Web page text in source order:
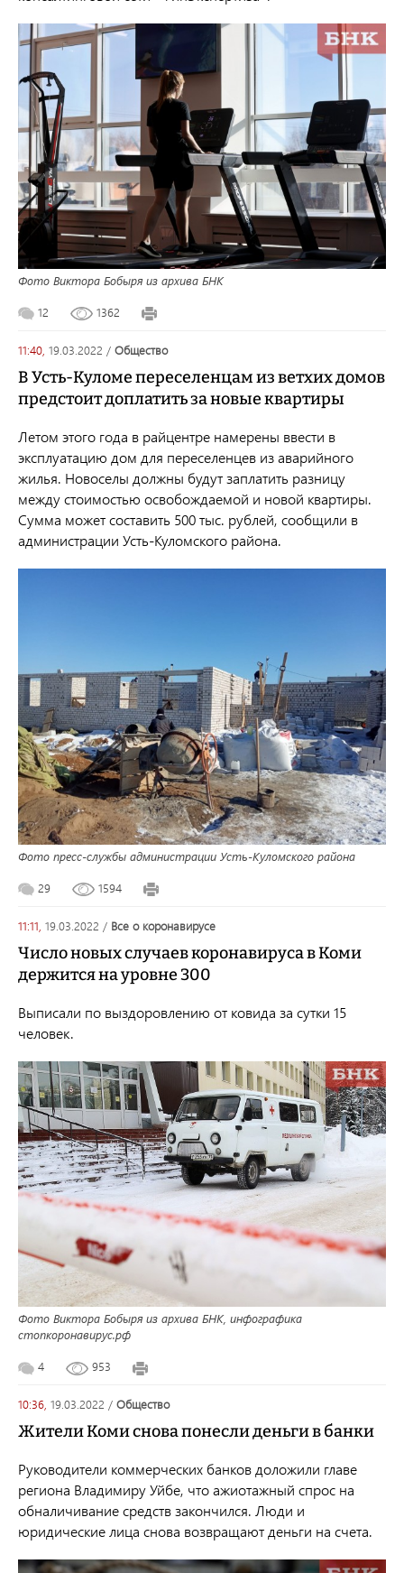
Фото Виктора Бобыря из архива БНК
12 1362
11:40, 19.03.2022 / общество
В Усть-Куломе переселенцам из ветхих домов
предстоит доплатить за новые квартиры
Летом этого года в райцентре намерены ввести в
эксплуатацию дом для переселенцев из аварийного
жилья. Новоселы должны будут заплатить разницу
между стоимостью освобождаемой и новой квартиры.
Сумма может составить 500 тыс. рублей, сообщили в
администрации Усть-Куломского района.
Фото пресс-службы администрации Усть-Куломского района
29 1594
11:11, 19.03.2022 / все о коронавирусе
Число новых случаев коронавируса в Коми
держится на уровне 300
Выписали по выздоровлению от ковида за сутки 15
человек.
Фото Виктора Бобыря из архива БНК, инфографика
стопкоронавирус.рф
4 953
10:36, 19.03.2022 / общество
Жители Коми снова понесли деньги в банки
Руководители коммерческих банков доложили главе
региона Владимиру Уйбе, что ажиотажный спрос на
обналичивание средств закончился. Люди и
юридические лица снова возвращают деньги на счета.